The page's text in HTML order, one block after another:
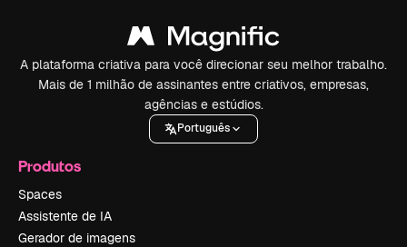
A plataforma criativa para você direcionar seu melhor trabalho.
Mais de 1 milhão de assinantes entre criativos, empresas,
agências e estúdios.
Português
Produtos
Spaces
Assistente de IA
Gerador de imagens